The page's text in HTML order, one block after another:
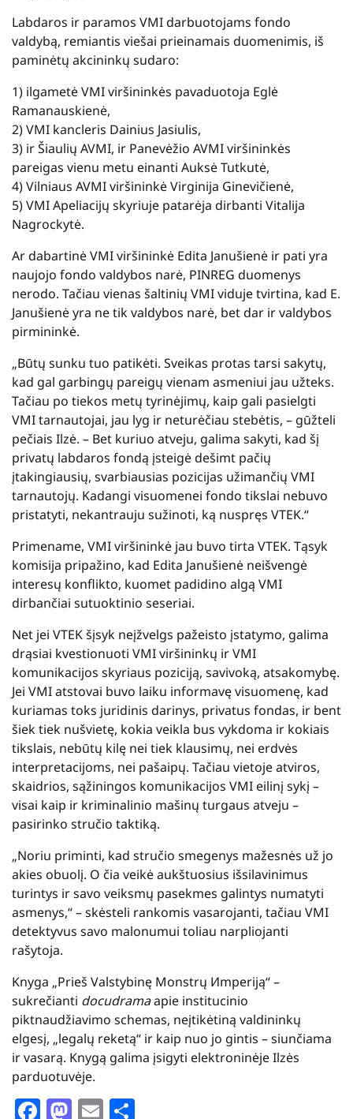
Labdaros ir paramos VMI darbuotojams fondo
valdybą, remiantis viešai prieinamais duomenimis, iš
paminėtų akcininkų sudaro:
1) ilgametė VMI viršininkės pavaduotoja Eglė
Ramanauskienė,
2) VMI kancleris Dainius Jasiulis,
3) ir Šiaulių AVMI, ir Panevėžio AVMI viršininkės
pareigas vienu metu einanti Auksė Tutkutė,
4) Vilniaus AVMI viršininkė Virginija Ginevičienė,
5) VMI Apeliacijų skyriuje patarėja dirbanti Vitalija
Nagrockytė.
Ar dabartinė VMI viršininkė Edita Janušienė ir pati yra
naujojo fondo valdybos narė, PINREG duomenys
nerodo. Tačiau vienas šaltinių VMI viduje tvirtina, kad E.
Janušienė yra ne tik valdybos narė, bet dar ir valdybos
pirmininkė.
„Būtų sunku tuo patikėti. Sveikas protas tarsi sakytų,
kad gal garbingų pareigų vienam asmeniui jau užteks.
Tačiau po tiekos metų tyrinėjimų, kaip gali pasielgti
VMI tarnautojai, jau lyg ir neturėčiau stebėtis, – gūžteli
pečiais Ilzė. – Bet kuriuo atveju, galima sakyti, kad šį
privatų labdaros fondą įsteigė dešimt pačių
įtakingiausių, svarbiausias pozicijas užimančių VMI
tarnautojų. Kadangi visuomenei fondo tikslai nebuvo
pristatyti, nekantrauju sužinoti, ką nuspręs VTEK.“
Primename, VMI viršininkė jau buvo tirta VTEK. Tąsyk
komisija pripažino, kad Edita Janušienė neišvengė
interesų konflikto, kuomet padidino algą VMI
dirbančiai sutuoktinio seseriai.
Net jei VTEK šįsyk neįžvelgs pažeisto įstatymo, galima
drąsiai kvestionuoti VMI viršininkų ir VMI
komunikacijos skyriaus poziciją, savivoką, atsakomybę.
Jei VMI atstovai buvo laiku informavę visuomenę, kad
kuriamas toks juridinis darinys, privatus fondas, ir bent
šiek tiek nušvietę, kokia veikla bus vykdoma ir kokiais
tikslais, nebūtų kilę nei tiek klausimų, nei erdvės
interpretacijoms, nei pašaipų. Tačiau vietoje atviros,
skaidrios, sąžiningos komunikacijos VMI eilinį sykį –
visai kaip ir kriminalinio mašinų turgaus atveju –
pasirinko stručio taktiką.
„Noriu priminti, kad stručio smegenys mažesnės už jo
akies obuolį. O čia veikė aukštuosius išsilavinimus
turintys ir savo veiksmų pasekmes galintys numatyti
asmenys,“ – skėsteli rankomis vasarojanti, tačiau VMI
detektyvus savo malonumui toliau narpliojanti
rašytoja.
Knyga „Prieš Valstybinę Monstrų Иmperiją“ –
sukrečianti docudramaapie institucinio
piktnaudžiavimo schemas, neįtikėtiną valdininkų
elgesį, „legalų reketą“ ir kaip nuo jo gintis – siunčiama
ir vasarą. Knygą galima įsigyti elektroninėje Ilzės
parduotuvėje.
Facebook
Mastodon
Email